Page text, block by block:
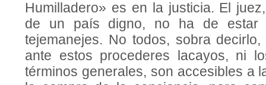
Humillade­ro» es en la justicia. El
de un país dig­no, no ha de estar
tejemanejes. No todos, sobra
ante estos procederes lacayos, ni
términos generales, son accesibles a